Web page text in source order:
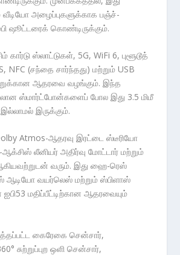
வீடியோ அழைப்புகளுக்காக பஞ்ச்-
ஷூட்டரைக் கொண்டிருக்கும்.
ஸ்லாட்டுகள், 5G, WiFi 6, புளூடூத்
NFC (சந்தை சார்ந்தது) மற்றும் USB
ஆதரவை வழங்கும். இந்த
ஸ்மார்ட்போன்களைப் போல இது 3.5 மிமீ
இருக்கும்.
Atmos-ஆதரவு இரட்டை ஸ்டீரியோ
லீனியர் அதிர்வு மோட்டார் மற்றும்
வரும். இது ஹை-ரெஸ்
வயர்லெஸ் மற்றும் ஸ்பிளாஸ்
மதிப்பீட்டிற்கான ஆதரவையும்
கைரேகை சென்சார்,
சுற்றுப்புற ஒளி சென்சார்,